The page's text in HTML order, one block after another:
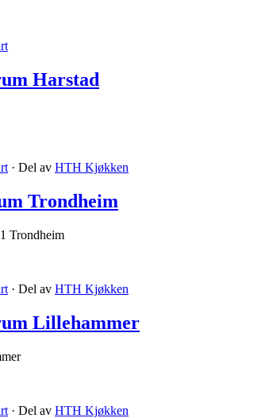
Harstad
· Del av HTH Kjøkken
Trondheim
Trondheim
· Del av HTH Kjøkken
Lillehammer
· Del av HTH Kjøkken